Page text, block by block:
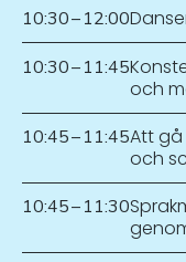
10:30–12:00
10:30–11:45
och
10:45–11:45Att gå
och
10:45–11:30